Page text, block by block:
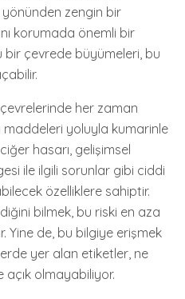
yönünden zengin bir
korumada önemli bir
çevrede büyümeleri, bu
her zaman
maddeleri yoluyla kumarinle
hasarı, gelişimsel
ile ilgili sorunlar gibi ciddi
özelliklere sahiptir.
bilmek, bu riski en aza
Yine de, bu bilgiye erişmek
yer alan etiketler, ne
açık olmayabiliyor.